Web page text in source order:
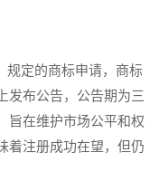
定的商标申请，商标
发布公告，公告期为三
旨在维护市场公平和权
着注册成功在望，但仍